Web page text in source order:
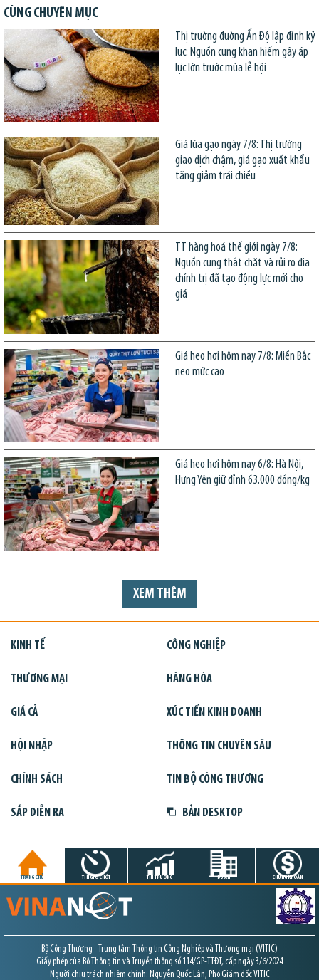
CÙNG CHUYÊN MỤC
Thị trường đường Ấn Độ lập đỉnh kỷ
lục: Nguồn cung khan hiếm gây áp
lực lớn trước mùa lễ hội
Giá lúa gạo ngày 7/8: Thị trường
giao dịch chậm, giá gạo xuất khẩu
tăng giảm trái chiều
TT hàng hoá thế giới ngày 7/8:
Nguồn cung thắt chặt và rủi ro địa
chính trị đã tạo động lực mới cho
giá
Giá heo hơi hôm nay 7/8: Miền Bắc
neo mức cao
Giá heo hơi hôm nay 6/8: Hà Nội,
Hưng Yên giữ đỉnh 63.000 đồng/kg
XEM THÊM
KINH TẾ CÔNG NGHIỆP
THƯƠNG MẠI HÀNG HÓA
GIÁ CẢ XÚC TIẾN KINH DOANH
HỘI NHẬP THÔNG TIN CHUYÊN SÂU
CHÍNH SÁCH TIN BỘ CÔNG THƯƠNG
SẮP DIỄN RA BẢN DESKTOP
TRANG CHỦ TIN GIỜ CHÓT THỊ TRƯỜNG DỰ ÁN CHỨNG KHOÁN
Bộ Công Thương - Trung tâm Thông tin Công Nghiệp và Thương mại (VITIC)
Giấy phép của Bộ Thông tin và Truyền thông số 114/GP-TTĐT, cấp ngày 3/6/2024
Người chịu trách nhiệm chính: Nguyễn Quốc Lân, Phó Giám đốc VITIC